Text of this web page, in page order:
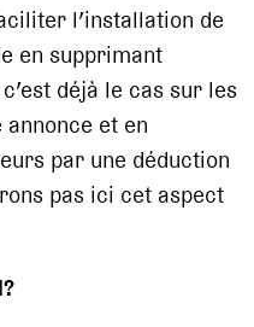
l’installation de
en supprimant
déjà le cas sur les
et en
par une déduction
pas ici cet aspect